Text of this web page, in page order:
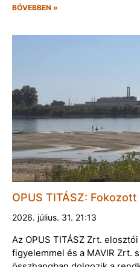
BŐVEBBEN »
OPUS TITÁSZ:
2026. július. 31. 21:13
Az OPUS TITÁSZ Zrt.
figyelemmel és a MAVIR Zrt.